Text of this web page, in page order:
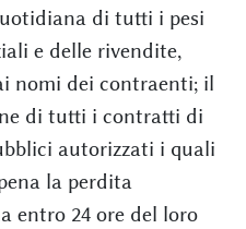
di tutti i pesi
e delle rivendite,
nomi dei contraenti; il
di tutti i contratti di
autorizzati i quali
la perdita
entro 24 ore del loro